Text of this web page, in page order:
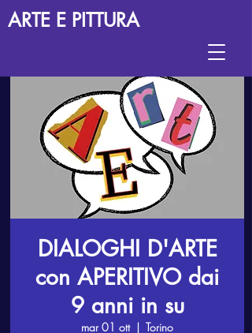
ARTE E PITTURA
DIALOGHI D'ARTE
con APERITIVO dai
9 anni in su
mar 01 ott
  |
Torino